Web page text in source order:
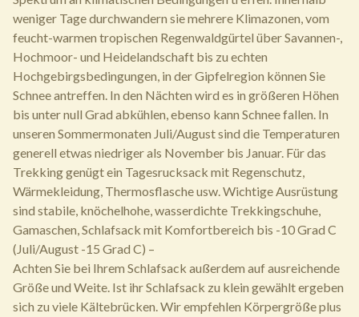
weniger Tage durchwandern sie mehrere Klimazonen, vom
feucht-warmen tropischen Regenwaldgürtel über Savannen-,
Hochmoor- und Heidelandschaft bis zu echten
Hochgebirgsbedingungen, in der Gipfelregion können Sie
Schnee antreffen. In den Nächten wird es in größeren Höhen
bis unter null Grad abkühlen, ebenso kann Schnee fallen. In
unseren Sommermonaten Juli/August sind die Temperaturen
generell etwas niedriger als November bis Januar. Für das
Trekking genügt ein Tagesrucksack mit Regenschutz,
Wärmekleidung, Thermosflasche usw. Wichtige Ausrüstung
sind stabile, knöchelhohe, wasserdichte Trekkingschuhe,
Gamaschen, Schlafsack mit Komfortbereich bis -10 Grad C
(Juli/August -15 Grad C) –
Achten Sie bei Ihrem Schlafsack außerdem auf ausreichende
Größe und Weite. Ist ihr Schlafsack zu klein gewählt ergeben
sich zu viele Kältebrücken. Wir empfehlen Körpergröße plus